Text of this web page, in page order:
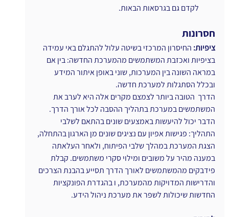
לקדם גם בגרסאות הבאות.
חסרונות
ציפיות: החיסרון המרכזי בשיטה עלול להתגלם באי עמידה
בציפיות ואכזבת המשתמשים מהמערכת החדשה: בין אם
במראה השונה בין המערכות, שוני באופן איתור המידע
ובכלל הסתגלות למערכת חדשה.
הדרך  הטובה ביותר לצמצם מקרים אלה היא לערב את
המשתמשים במערכת בתהליך ההסבה לכל אורך הדרך.
הדבר יכול להיעשות באמצעים שונים בהתאם לשלבי
התהליך: פגישות אפיון עם נציגים שונים מן הארגון בהתחלה,
הצגת המערכת במהלך שלבי הפיתוח, ולאחר העלאתה
במענה מהיר על משובים ומילוי סקרי משתמשים. קבלת
פידבקים מהמשתמשים לאורך הדרך תסייע בהבנת הצרכים
והדרישות המדויקות מהמערכת, ו בהגדרת הפונקציות
החדשות שיכולות לשפר את מערכת ניהול הידע.